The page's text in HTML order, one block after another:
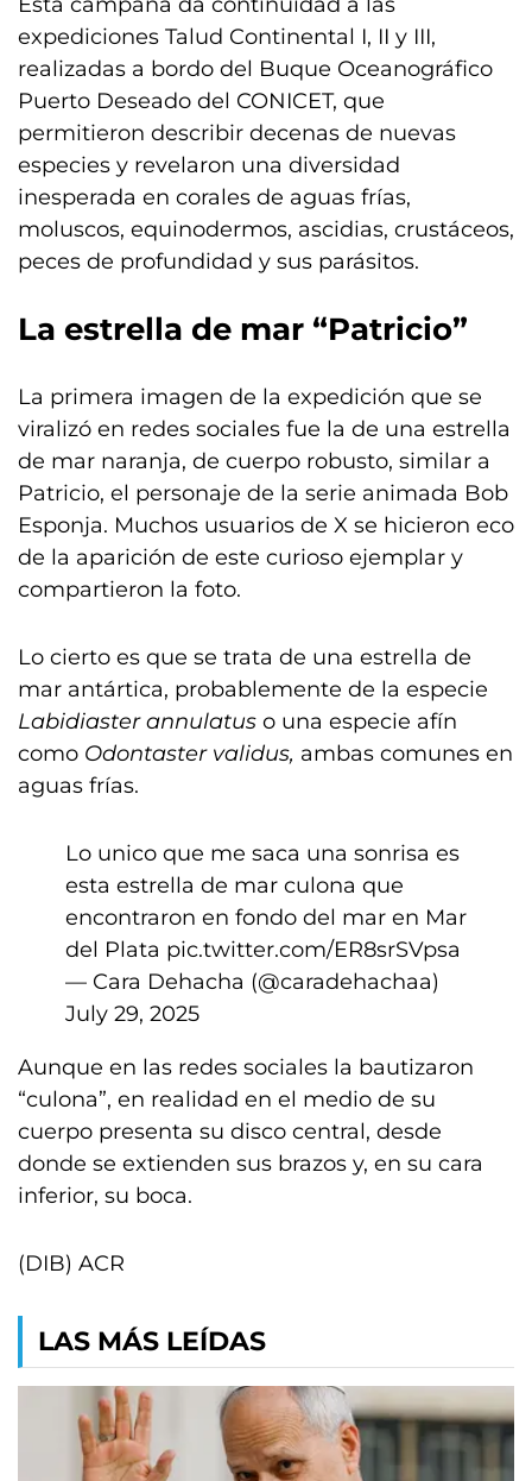
expediciones Talud Continental I, II y III,
realizadas a bordo del Buque Oceanográfico
Puerto Deseado del CONICET, que
permitieron describir decenas de nuevas
especies y revelaron una diversidad
inesperada en corales de aguas frías,
moluscos, equinodermos, ascidias, crustáceos,
peces de profundidad y sus parásitos.
La estrella de mar “Patricio”
La primera imagen de la expedición que se
viralizó en redes sociales fue la de una estrella
de mar naranja, de cuerpo robusto, similar a
Patricio, el personaje de la serie animada Bob
Esponja. Muchos usuarios de X se hicieron eco
de la aparición de este curioso ejemplar y
compartieron la foto.
Lo cierto es que se trata de una estrella de
mar antártica, probablemente de la especie
Labidiaster annulatus o una especie afín
como Odontaster validus, ambas comunes en
aguas frías.
Lo unico que me saca una sonrisa es
esta estrella de mar culona que
encontraron en fondo del mar en Mar
del Plata pic.twitter.com/ER8srSVpsa
— Cara Dehacha (@caradehachaa)
July 29, 2025
Aunque en las redes sociales la bautizaron
“culona”, en realidad en el medio de su
cuerpo presenta su disco central, desde
donde se extienden sus brazos y, en su cara
inferior, su boca.
(DIB) ACR
LAS MÁS LEÍDAS